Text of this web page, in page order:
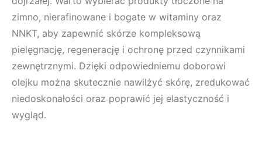
zimno, nierafinowane i bogate w witaminy oraz
NNKT, aby zapewnić skórze kompleksową
pielęgnację, regenerację i ochronę przed czynnikami
zewnętrznymi. Dzięki odpowiedniemu doborowi
olejku można skutecznie nawilżyć skórę, zredukować
niedoskonałości oraz poprawić jej elastyczność i
wygląd.